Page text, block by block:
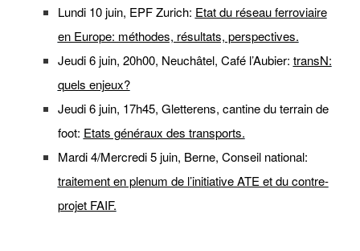
Lundi 10 juin, EPF Zurich: Etat du réseau ferroviaire
en Europe: méthodes, résultats, perspectives.
Jeudi 6 juin, 20h00, Neuchâtel, Café l’Aubier: transN:
quels enjeux?
Jeudi 6 juin, 17h45, Gletterens, cantine du terrain de
foot: Etats généraux des transports.
Mardi 4/Mercredi 5 juin, Berne, Conseil national:
traitement en plenum de l’initiative ATE et du contre-
projet FAIF.